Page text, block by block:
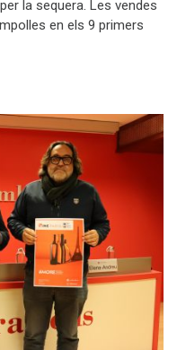
la sequera. Les vendes
en els 9 primers